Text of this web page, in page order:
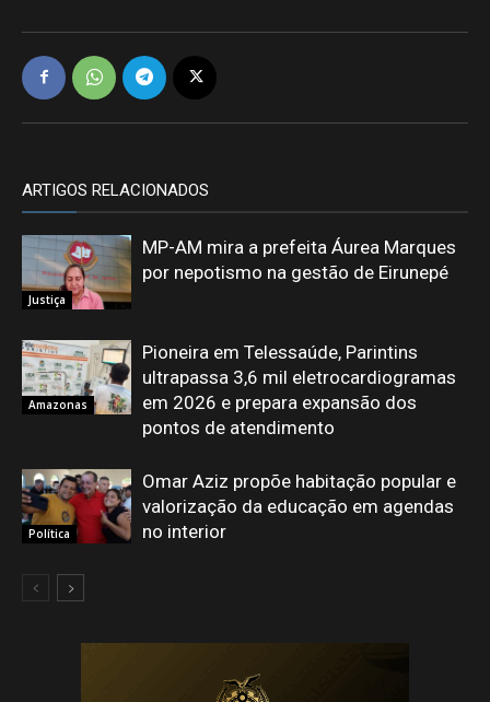
ARTIGOS RELACIONADOS
Justiça
MP-AM mira a prefeita Áurea Marques
por nepotismo na gestão de Eirunepé
Amazonas
Pioneira em Telessaúde, Parintins
ultrapassa 3,6 mil eletrocardiogramas
em 2026 e prepara expansão dos
pontos de atendimento
Política
Omar Aziz propõe habitação popular e
valorização da educação em agendas
no interior